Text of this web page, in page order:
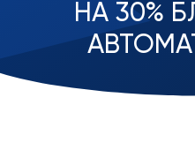
НА 30%